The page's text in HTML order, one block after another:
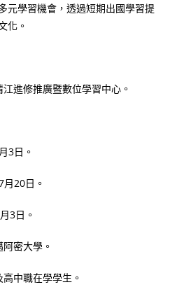
元學習機會，透過短期出國學習提
化。
進修推廣暨數位學習中心。
3日。
20日。
3日。
密大學。
中職在學學生。